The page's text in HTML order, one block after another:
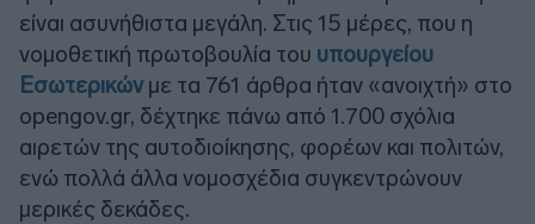
είναι ασυνήθιστα μεγάλη. Στις 15 μέρες, που η
νομοθετική πρωτοβουλία του υπουργείου
Εσωτερικώνμε τα 761 άρθρα ήταν «ανοιχτή» στο
opengov.gr, δέχτηκε πάνω από 1.700 σχόλια
αιρετών της αυτοδιοίκησης, φορέων και πολιτών,
ενώ πολλά άλλα νομοσχέδια συγκεντρώνουν
μερικές δεκάδες.